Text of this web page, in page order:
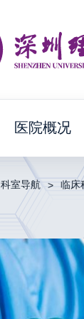
医院概况
科室导航 > 临床